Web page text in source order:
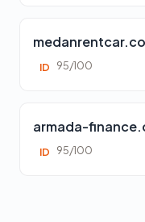
ID 95/100
armada-
ID 95/100